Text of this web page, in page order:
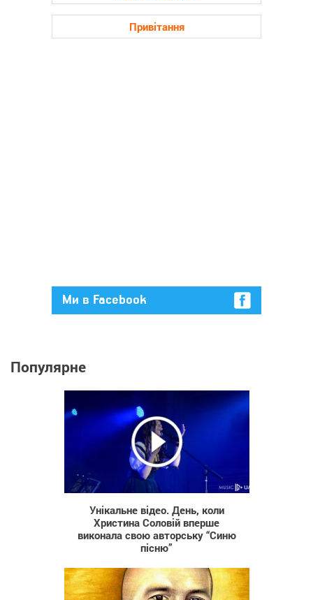
Привітання
Ми в Facebook
Популярне
491
Унікальне відео. День, коли
Христина Соловій вперше
виконала свою авторську “Синю
пісню”